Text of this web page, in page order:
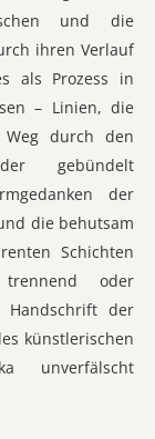
und die
ihren Verlauf
als Prozess in
– Linien, die
durch den
gebündelt
der
die behutsam
Schichten
oder
Handschrift der
künstlerischen
unverfälscht